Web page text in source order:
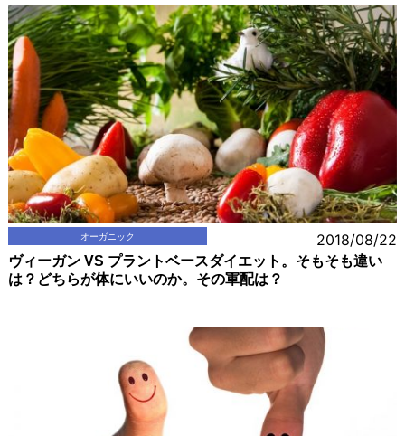
オーガニック 2018/08/22
ヴィーガン VS プラントベースダイエット。そもそも違い
は？どちらが体にいいのか。その軍配は？